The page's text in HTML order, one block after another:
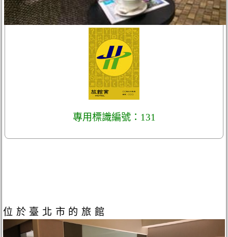
專用標識編號：131
位於臺北市的旅館